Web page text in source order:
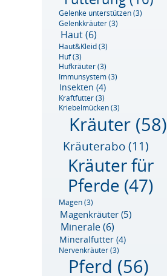
Gelenke unterstützen(3)
Gelenkkräuter(3)
Haut(6)
Haut&Kleid(3)
Huf(3)
Hufkräuter(3)
Immunsystem(3)
Insekten (4)
Kraftfutter(3)
Kriebelmücken(3)
Kräuter(58)
Kräuterabo(11)
Kräuter für
Pferde (47)
Magen(3)
Magenkräuter (5)
Minerale(6)
Mineralfutter (4)
Nervenkräuter(3)
Pferd (56)